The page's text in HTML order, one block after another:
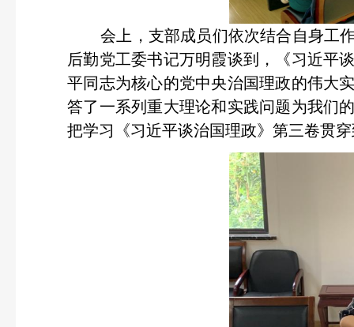
会上，支部成员们依次结合自身工
后勤党工委书记万明霞谈到，《习近平
平同志为核心的党中央治国理政的伟大
答了一系列重大理论和实践问题为我们
把学习《习近平谈治国理政》第三卷贯